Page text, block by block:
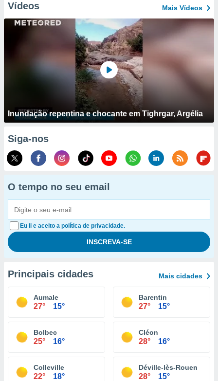
Vídeos Mais Vídeos
Inundação repentina e chocante em Tighrgar, Argélia
Siga-nos
O tempo no seu email
Eu li e aceito a política de privacidade.
Principais cidades Mais cidades
Aumale
27° 15°
Barentin
27° 15°
Bolbec
25° 16°
Cléon
28° 16°
Colleville
22° 18°
Déville-lès-Rouen
28° 15°